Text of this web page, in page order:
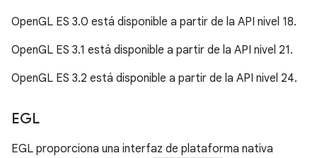
OpenGL ES 3.0 está disponible a partir de la API nivel 18.
OpenGL ES 3.1 está disponible a partir de la API nivel 21.
OpenGL ES 3.2 está disponible a partir de la API nivel 24.
EGL
EGL proporciona una interfaz de plataforma nativa